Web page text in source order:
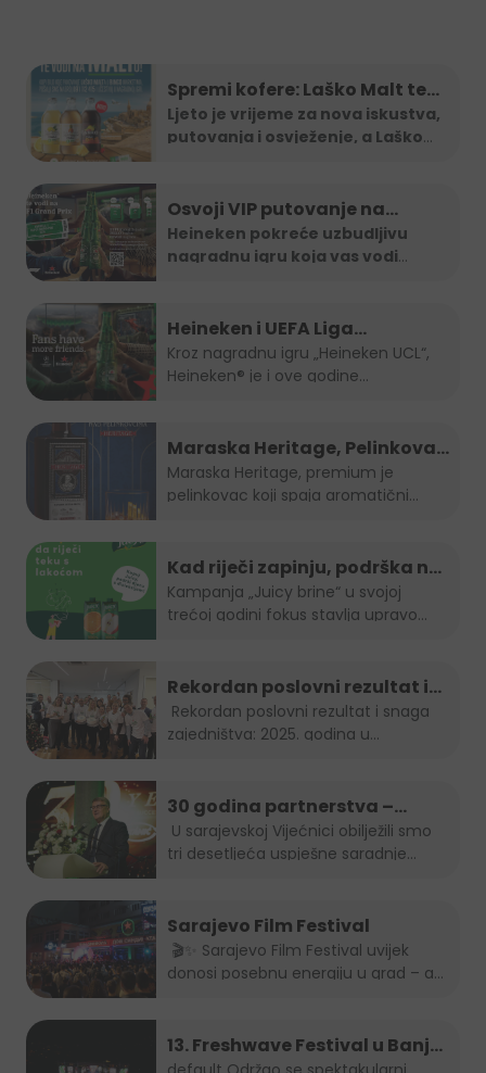
Spremi kofere: Laško Malt te
vodi na Maltu
Ljeto je vrijeme za nova iskustva,
putovanja i osvježenje, a Laško...
Osvoji VIP putovanje na
Formula 1 utrku uz Heineken
nagradnu igru
Heineken pokreće uzbudljivu
nagradnu igru koja vas vodi
Heineken i UEFA Liga
šampiona nagradili ljubitelje
nogometa u BiH
Kroz nagradnu igru „Heineken UCL“,
Heineken® je i ove godine...
Maraska Heritage, Pelinkovac
nad Pelinkovcima
Maraska Heritage, premium je
pelinkovac koji spaja aromatični
Kad riječi zapinju, podrška ne
smije: "Juicy brine" otvara
temu disleksije
Kampanja „Juicy brine“ u svojoj
trećoj godini fokus stavlja upravo...
Rekordan poslovni rezultat i
snaga zajedništva: 2025.
godina u Boreasu
zajedništva: 2025. godina u...
30 godina partnerstva –
Stanić Grupa & HEINEKEN u BiH
tri desetljeća uspješne saradnje...
Sarajevo Film Festival
donosi posebnu energiju u grad – a
13. Freshwave Festival u Banjoj